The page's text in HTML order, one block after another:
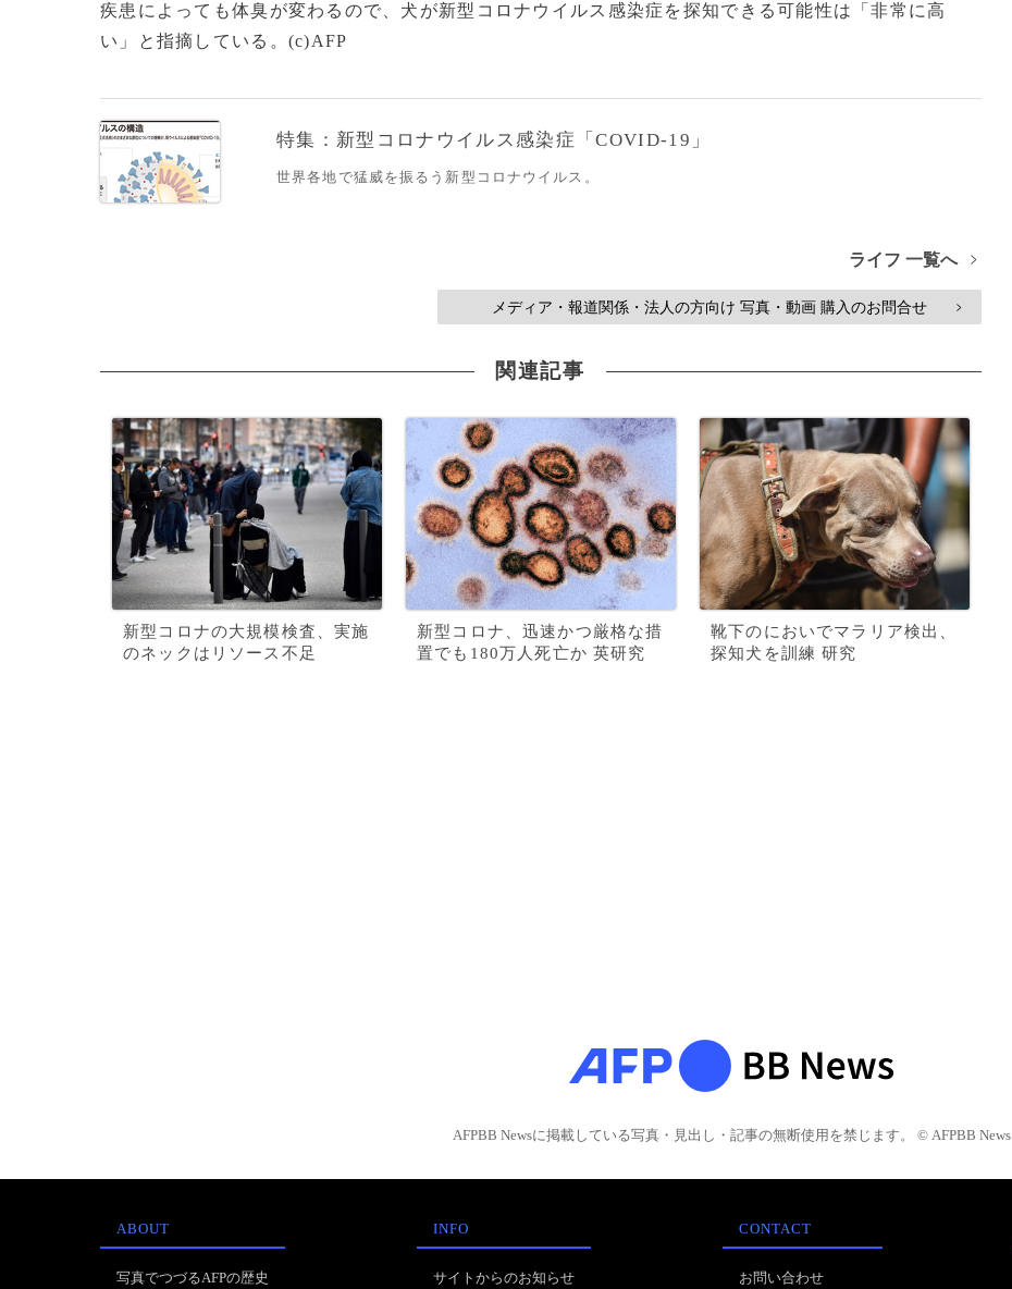
疾患によっても体臭が変わるので、犬が新型コロナウイルス感染症を探知できる可能性は「非常に高
い」と指摘している。(c)AFP
特集：新型コロナウイルス感染症「COVID-19」
世界各地で猛威を振るう新型コロナウイルス。
ライフ 一覧へ >
メディア・報道関係・法人の方向け 写真・動画 購入のお問合せ >
関連記事
新型コロナの大規模検査、実施
のネックはリソース不足
新型コロナ、迅速かつ厳格な措
置でも180万人死亡か 英研究
靴下のにおいでマラリア検出、
探知犬を訓練 研究
AFPBB Newsに掲載している写真・見出し・記事の無断使用を禁じます。 © AFPBB News
ABOUT
写真でつづるAFPの歴史
INFO
サイトからのお知らせ
CONTACT
お問い合わせ